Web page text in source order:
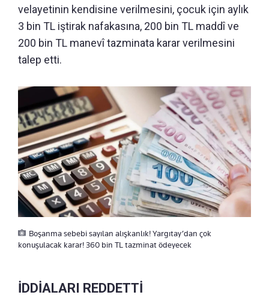
velayetinin kendisine verilmesini, çocuk için aylık
3 bin TL iştirak nafakasına, 200 bin TL maddî ve
200 bin TL manevî tazminata karar verilmesini
talep etti.
Boşanma sebebi sayılan alışkanlık! Yargıtay’dan çok
konuşulacak karar! 360 bin TL tazminat ödeyecek
İDDİALARI REDDETTİ